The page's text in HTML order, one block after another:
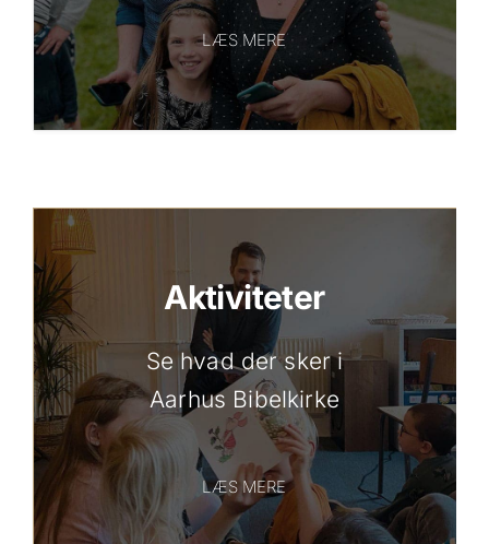
LÆS MERE
Aktiviteter
Se hvad der sker i
Aarhus Bibelkirke
LÆS MERE